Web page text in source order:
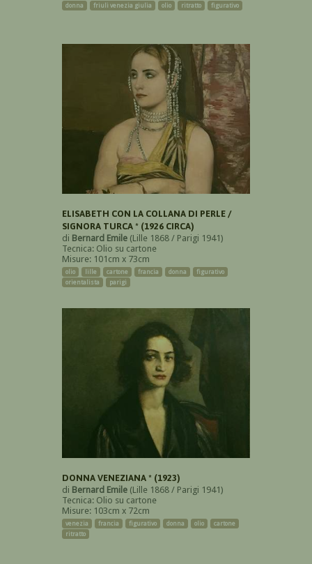
donna friuli venezia giulia olio ritratto figurativo
ELISABETH CON LA COLLANA DI PERLE /
SIGNORA TURCA * (1926 CIRCA)
di Bernard Emile (Lille 1868 / Parigi 1941)
Tecnica: Olio su cartone
Misure: 101cm x 73cm
olio lille cartone francia donna
figurativo
orientalista
parigi
DONNA VENEZIANA * (1923)
di Bernard Emile (Lille 1868 / Parigi 1941)
Tecnica: Olio su cartone
Misure: 103cm x 72cm
venezia francia figurativo donna olio
cartone
ritratto